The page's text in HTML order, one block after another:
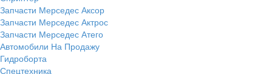
Запчасти Мерседес Аксор
Запчасти Мерседес Актрос
Запчасти Мерседес Атего
Автомобили На Продажу
Гидроборта
Спецтехника